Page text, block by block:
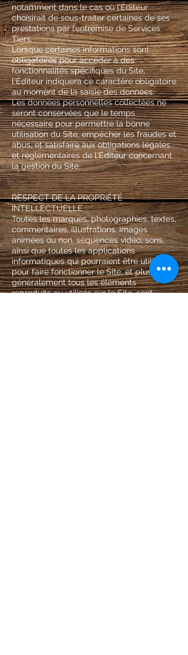
notamment dans le cas où l’Éditeur
choisirait de sous-traiter certaines de ses
prestations par l’entremise de Services
Tiers.
Lorsque certaines informations sont
obligatoires pour accéder à des
fonctionnalités spécifiques du Site,
l'Éditeur indiquera ce caractère obligatoire
au moment de la saisie des données.
Les données personnelles collectées ne
seront conservées que le temps
nécessaire pour permettre la bonne
utilisation du Site, empêcher les fraudes et
abus, et satisfaire aux obligations légales
et réglementaires de l'Éditeur concernant
la gestion du Site.
RESPECT DE LA PROPRIÉTÉ
INTELLECTUELLE
Toutes les marques, photographies, textes,
commentaires, illustrations, images
animées ou non, séquences vidéo, sons,
ainsi que toutes les applications
informatiques qui pourraient être utilisées
pour faire fonctionner le Site, et plus
généralement tous les éléments
reproduits ou utilisés sur le Site, sont